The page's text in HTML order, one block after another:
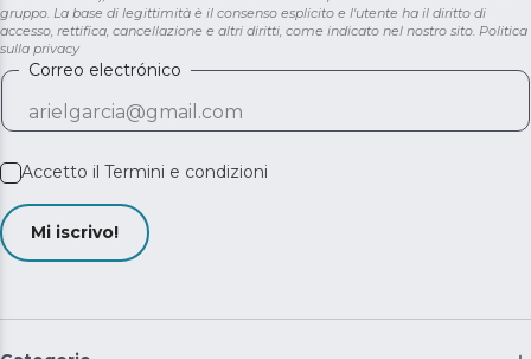
gruppo. La base di legittimità è il consenso esplicito e l'utente ha il diritto di
accesso, rettifica, cancellazione e altri diritti, come indicato nel nostro sito. Politica
sulla privacy
Correo electrónico
Accetto il Termini e condizioni
Mi iscrivo!